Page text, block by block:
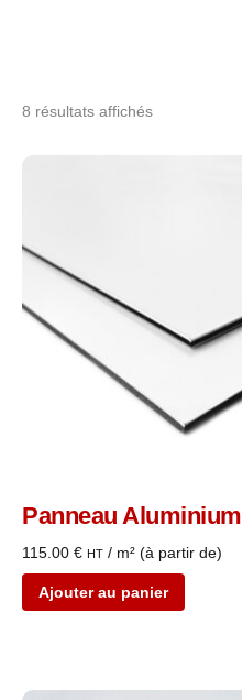
8 résultats affichés
Panneau Aluminium
115.00 € HT / m² (à partir de)
Ajouter au panier